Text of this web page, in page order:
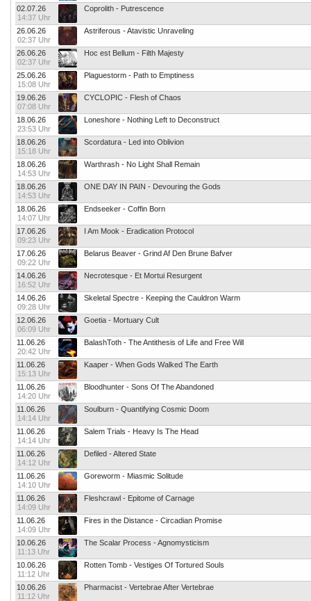
02.07.26
14:37 Uhr
Coprolith - Putrescence
26.06.26
02:37 Uhr
Astriferous - Atavistic Unraveling
26.06.26
02:37 Uhr
Hoc est Bellum - Filth Majesty
25.06.26
15:08 Uhr
Plaguestorm - Path to Emptiness
19.06.26
07:08 Uhr
CYCLOPIC - Flesh of Chaos
18.06.26
23:53 Uhr
Loneshore - Nothing Left to Deconstruct
18.06.26
15:18 Uhr
Scordatura - Led into Oblivion
18.06.26
14:53 Uhr
Warthrash - No Light Shall Remain
18.06.26
14:53 Uhr
ONE DAY IN PAIN - Devouring the Gods
18.06.26
14:07 Uhr
Endseeker - Coffin Born
17.06.26
09:23 Uhr
I Am Mook - Eradication Protocol
17.06.26
09:22 Uhr
Belarus Beaver - Grind Af Den Brune Bafver
14.06.26
16:52 Uhr
Necrotesque - Et Mortui Resurgent
14.06.26
09:28 Uhr
Skeletal Spectre - Keeping the Cauldron Warm
12.06.26
06:09 Uhr
Goetia - Mortuary Cult
11.06.26
20:42 Uhr
BalashToth - The Antithesis of Life and Free Will
11.06.26
15:13 Uhr
Kaaper - When Gods Walked The Earth
11.06.26
14:20 Uhr
Bloodhunter - Sons Of The Abandoned
11.06.26
14:14 Uhr
Soulburn - Quantifying Cosmic Doom
11.06.26
14:14 Uhr
Salem Trials - Heavy Is The Head
11.06.26
14:12 Uhr
Defiled - Altered State
11.06.26
14:10 Uhr
Goreworm - Miasmic Solitude
11.06.26
14:09 Uhr
Fleshcrawl - Epitome of Carnage
11.06.26
14:09 Uhr
Fires in the Distance - Circadian Promise
10.06.26
11:13 Uhr
The Scalar Process - Agnomysticism
10.06.26
11:12 Uhr
Rotten Tomb - Vestiges Of Tortured Souls
10.06.26
11:12 Uhr
Pharmacist - Vertebrae After Vertebrae